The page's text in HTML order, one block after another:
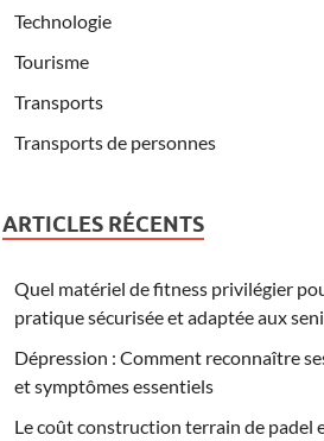
Technologie
Tourisme
Transports
Transports de personnes
ARTICLES RÉCENTS
Quel matériel de fitness privilégier
pratique sécurisée et adaptée aux
Dépression : Comment reconnaître
et symptômes essentiels
Le coût construction terrain de padel